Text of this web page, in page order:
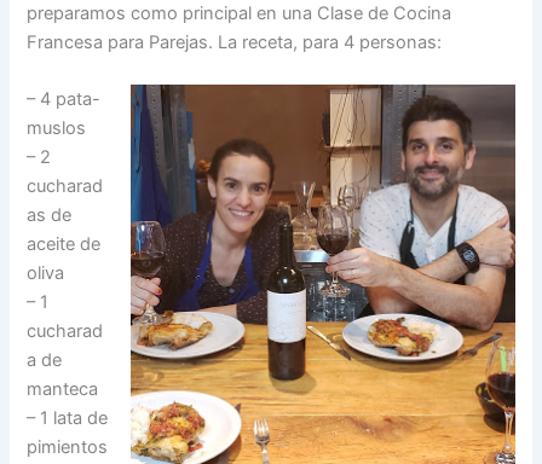
preparamos como principal en una Clase de Cocina
Francesa para Parejas. La receta, para 4 personas:
– 4 pata-
muslos
– 2
cucharad
as de
aceite de
oliva
– 1
cucharad
a de
manteca
– 1 lata de
pimientos